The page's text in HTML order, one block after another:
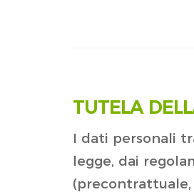
TUTELA
I dati personali
legge, dai